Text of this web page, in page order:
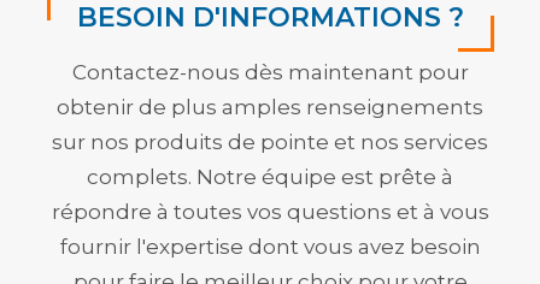
BESOIN D'INFORMATIONS ?
Contactez-nous dès maintenant pour
obtenir de plus amples renseignements
sur nos produits de pointe et nos services
complets. Notre équipe est prête à
répondre à toutes vos questions et à vous
fournir l'expertise dont vous avez besoin